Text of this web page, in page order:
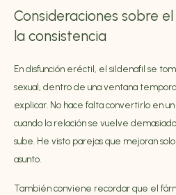
Consideraciones sobre
la consistencia
En disfunción eréctil, el sildenafil se
sexual, dentro de una ventana
explicar. No hace falta convertirlo en
cuando la relación se vuelve
sube. He visto parejas que mejoran
asunto.
También conviene recordar que el